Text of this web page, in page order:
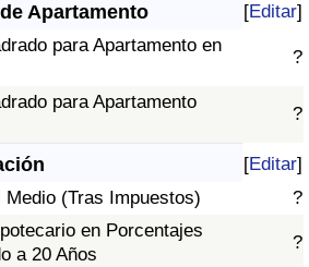
Apartamento [Editar]
para Apartamento en
?
para Apartamento
?
[Editar]
(Tras Impuestos)
?
en Porcentajes
a 20 Años
?
de Criminalidad
por país